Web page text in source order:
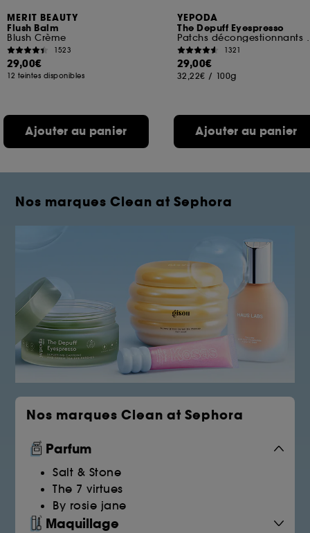
MERIT BEAUTY
Flush Balm
Blush Crème
1523
29,00€
12 teintes disponibles
Ajouter au panier
YEPODA
The Depuff Eyespresso
Patchs
1321
29,00€
32,22€ / 100g
Ajouter au panier
Nos marques Clean at Sephora
Nos marques Clean at Sephora
Parfum
Salt & Stone
The 7 virtues
By rosie jane
Maquillage